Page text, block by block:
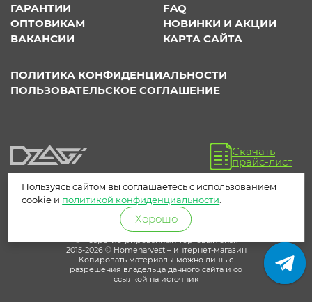
ГАРАНТИИ
FAQ
ОПТОВИКАМ
НОВИНКИ И АКЦИИ
ВАКАНСИИ
КАРТА САЙТА
ПОЛИТИКА КОНФИДЕНЦИАЛЬНОСТИ
ПОЛЬЗОВАТЕЛЬСКОЕ СОГЛАШЕНИЕ
Скачать
прайс-лист
® – зарегистрированный торговый знак
2015-2026 © Homeharvest – интернет-магазин
Копировать материалы можно лишь с
разрешения владельца данного сайта и со
ссылкой на источник
Пользуясь сайтом вы соглашаетесь с использованием
cookie и политикой конфиденциальности
Хорошо